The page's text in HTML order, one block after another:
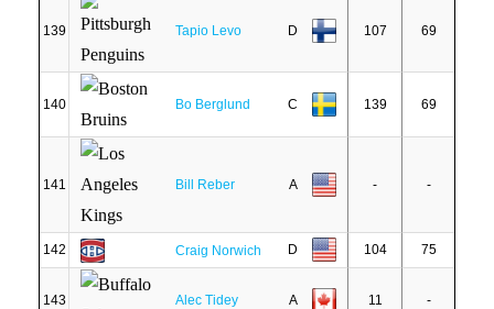
139 Tapio Levo D 107 69
140 Bo Berglund C 139 69
141 Bill Reber A - -
142 Craig Norwich D 104 75
143 Alec Tidey A 11 -